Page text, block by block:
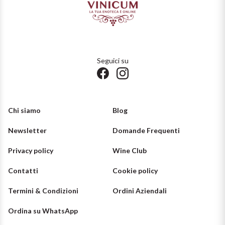
Umbria
Vini Friulani
Vini Laziali
Vini Pugliesi
Seguici su
Chi siamo Blog
Newsletter Domande Frequenti
Privacy policy Wine Club
Contatti Cookie policy
Termini & Condizioni Ordini Aziendali
Ordina su WhatsApp